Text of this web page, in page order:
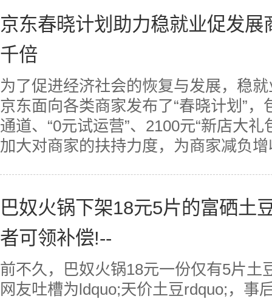
京东春晓计划助力稳就业促发
千倍
为了促进经济社会的恢复与发展，稳
京东面向各类商家发布了“春晓计划”
通道、“0元试运营”、2100元“新店大
加大对商家的扶持力度，为商家减负
巴奴火锅下架18元5片的富硒土
者可领补偿!--
前不久，巴奴火锅18元一份仅有5片土
网友吐槽为ldquo;天价土豆rdquo;，事